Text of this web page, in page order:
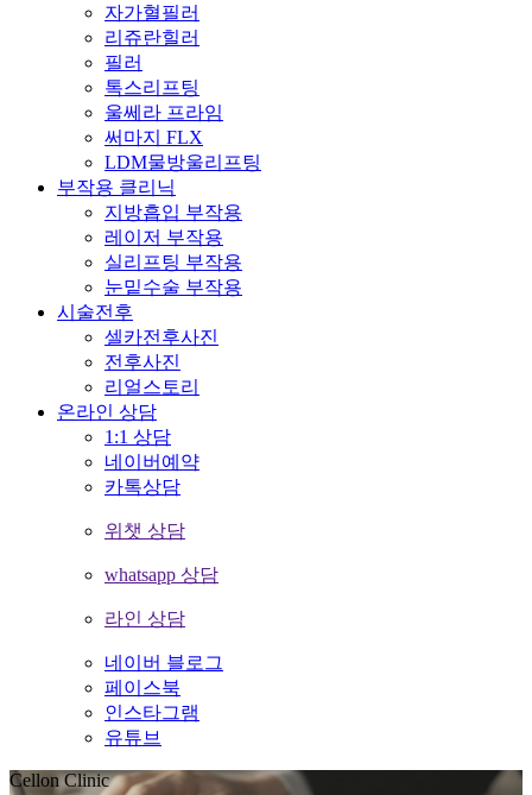
자가혈필러
리쥬란힐러
필러
톡스리프팅
울쎄라 프라임
써마지 FLX
LDM물방울리프팅
부작용 클리닉
지방흡입 부작용
레이저 부작용
실리프팅 부작용
눈밑수술 부작용
시술전후
셀카전후사진
전후사진
리얼스토리
온라인 상담
1:1 상담
네이버예약
카톡상담
위챗 상담
whatsapp 상담
라인 상담
네이버 블로그
페이스북
인스타그램
유튜브
Cellon Clinic